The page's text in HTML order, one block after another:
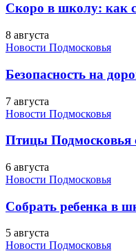
Скоро в школу: как
8 августа
Новости Подмосковья
Безопасность на
7 августа
Новости Подмосковья
Птицы Подмосковья
6 августа
Новости Подмосковья
Собрать ребенка в
5 августа
Новости Подмосковья